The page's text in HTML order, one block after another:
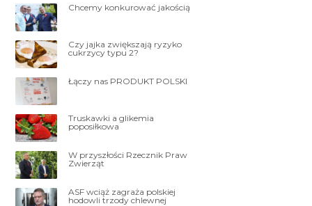
Chcemy konkurować jakością
Czy jajka zwiększają ryzyko
cukrzycy typu 2?
Łączy nas PRODUKT POLSKI
Truskawki a glikemia
poposiłkowa
W przyszłości Rzecznik Praw
Zwierząt
ASF wciąż zagraża polskiej
hodowli trzody chlewnej